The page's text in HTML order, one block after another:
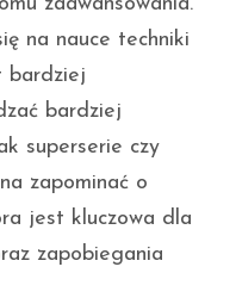
na nauce techniki
bardziej
bardziej
superserie czy
zapominać o
jest kluczowa dla
zapobiegania